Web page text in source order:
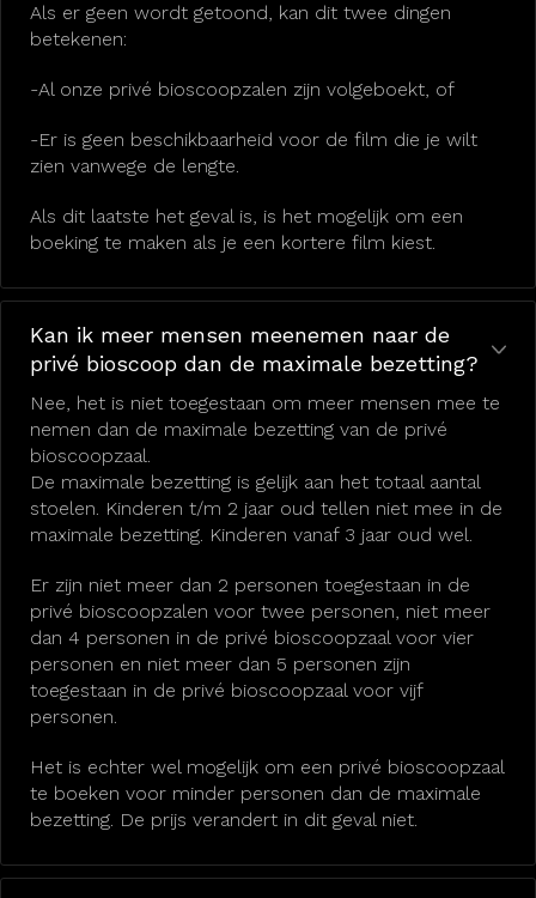
Als er geen wordt getoond, kan dit twee dingen
betekenen:
-Al onze privé bioscoopzalen zijn volgeboekt, of
-Er is geen beschikbaarheid voor de film die je wilt
zien vanwege de lengte.
Als dit laatste het geval is, is het mogelijk om een
boeking te maken als je een kortere film kiest.
Kan ik meer mensen meenemen naar de
privé bioscoop dan de maximale bezetting?
Nee, het is niet toegestaan om meer mensen mee te
nemen dan de maximale bezetting van de privé
bioscoopzaal.
De maximale bezetting is gelijk aan het totaal aantal
stoelen. Kinderen t/m 2 jaar oud tellen niet mee in de
maximale bezetting. Kinderen vanaf 3 jaar oud wel.
Er zijn niet meer dan 2 personen toegestaan in de
privé bioscoopzalen voor twee personen, niet meer
dan 4 personen in de privé bioscoopzaal voor vier
personen en niet meer dan 5 personen zijn
toegestaan in de privé bioscoopzaal voor vijf
personen.
Het is echter wel mogelijk om een privé bioscoopzaal
te boeken voor minder personen dan de maximale
bezetting. De prijs verandert in dit geval niet.